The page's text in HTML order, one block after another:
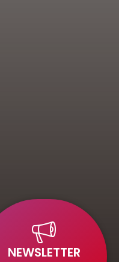
NEWSLETTER